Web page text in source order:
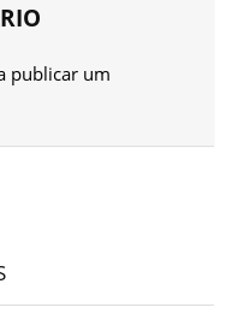
publicar um